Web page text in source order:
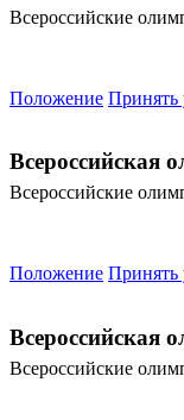
Всероссийские
Положение Принять
Всероссийская
Всероссийские
Положение Принять
Всероссийские